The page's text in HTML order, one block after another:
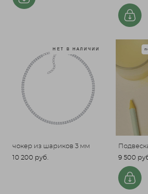
НЕТ В НАЛИЧИИ
чокер из шариков 3 мм
10 200 pуб.
9 500